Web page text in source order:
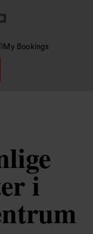
My Bookings
i